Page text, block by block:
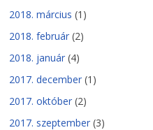
2018. március (1)
2018. február (2)
2018. január (4)
2017. december (1)
2017. október (2)
2017. szeptember (3)